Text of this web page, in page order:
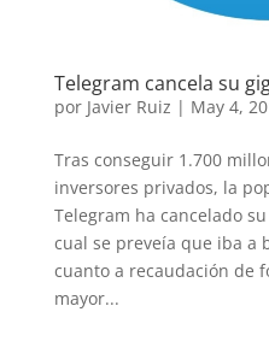
Telegram cancela su
por Javier Ruiz | May 4,
Tras conseguir 1.700
inversores privados, la
Telegram ha cancelado
cual se preveía que iba a
cuanto a recaudación de
mayor...